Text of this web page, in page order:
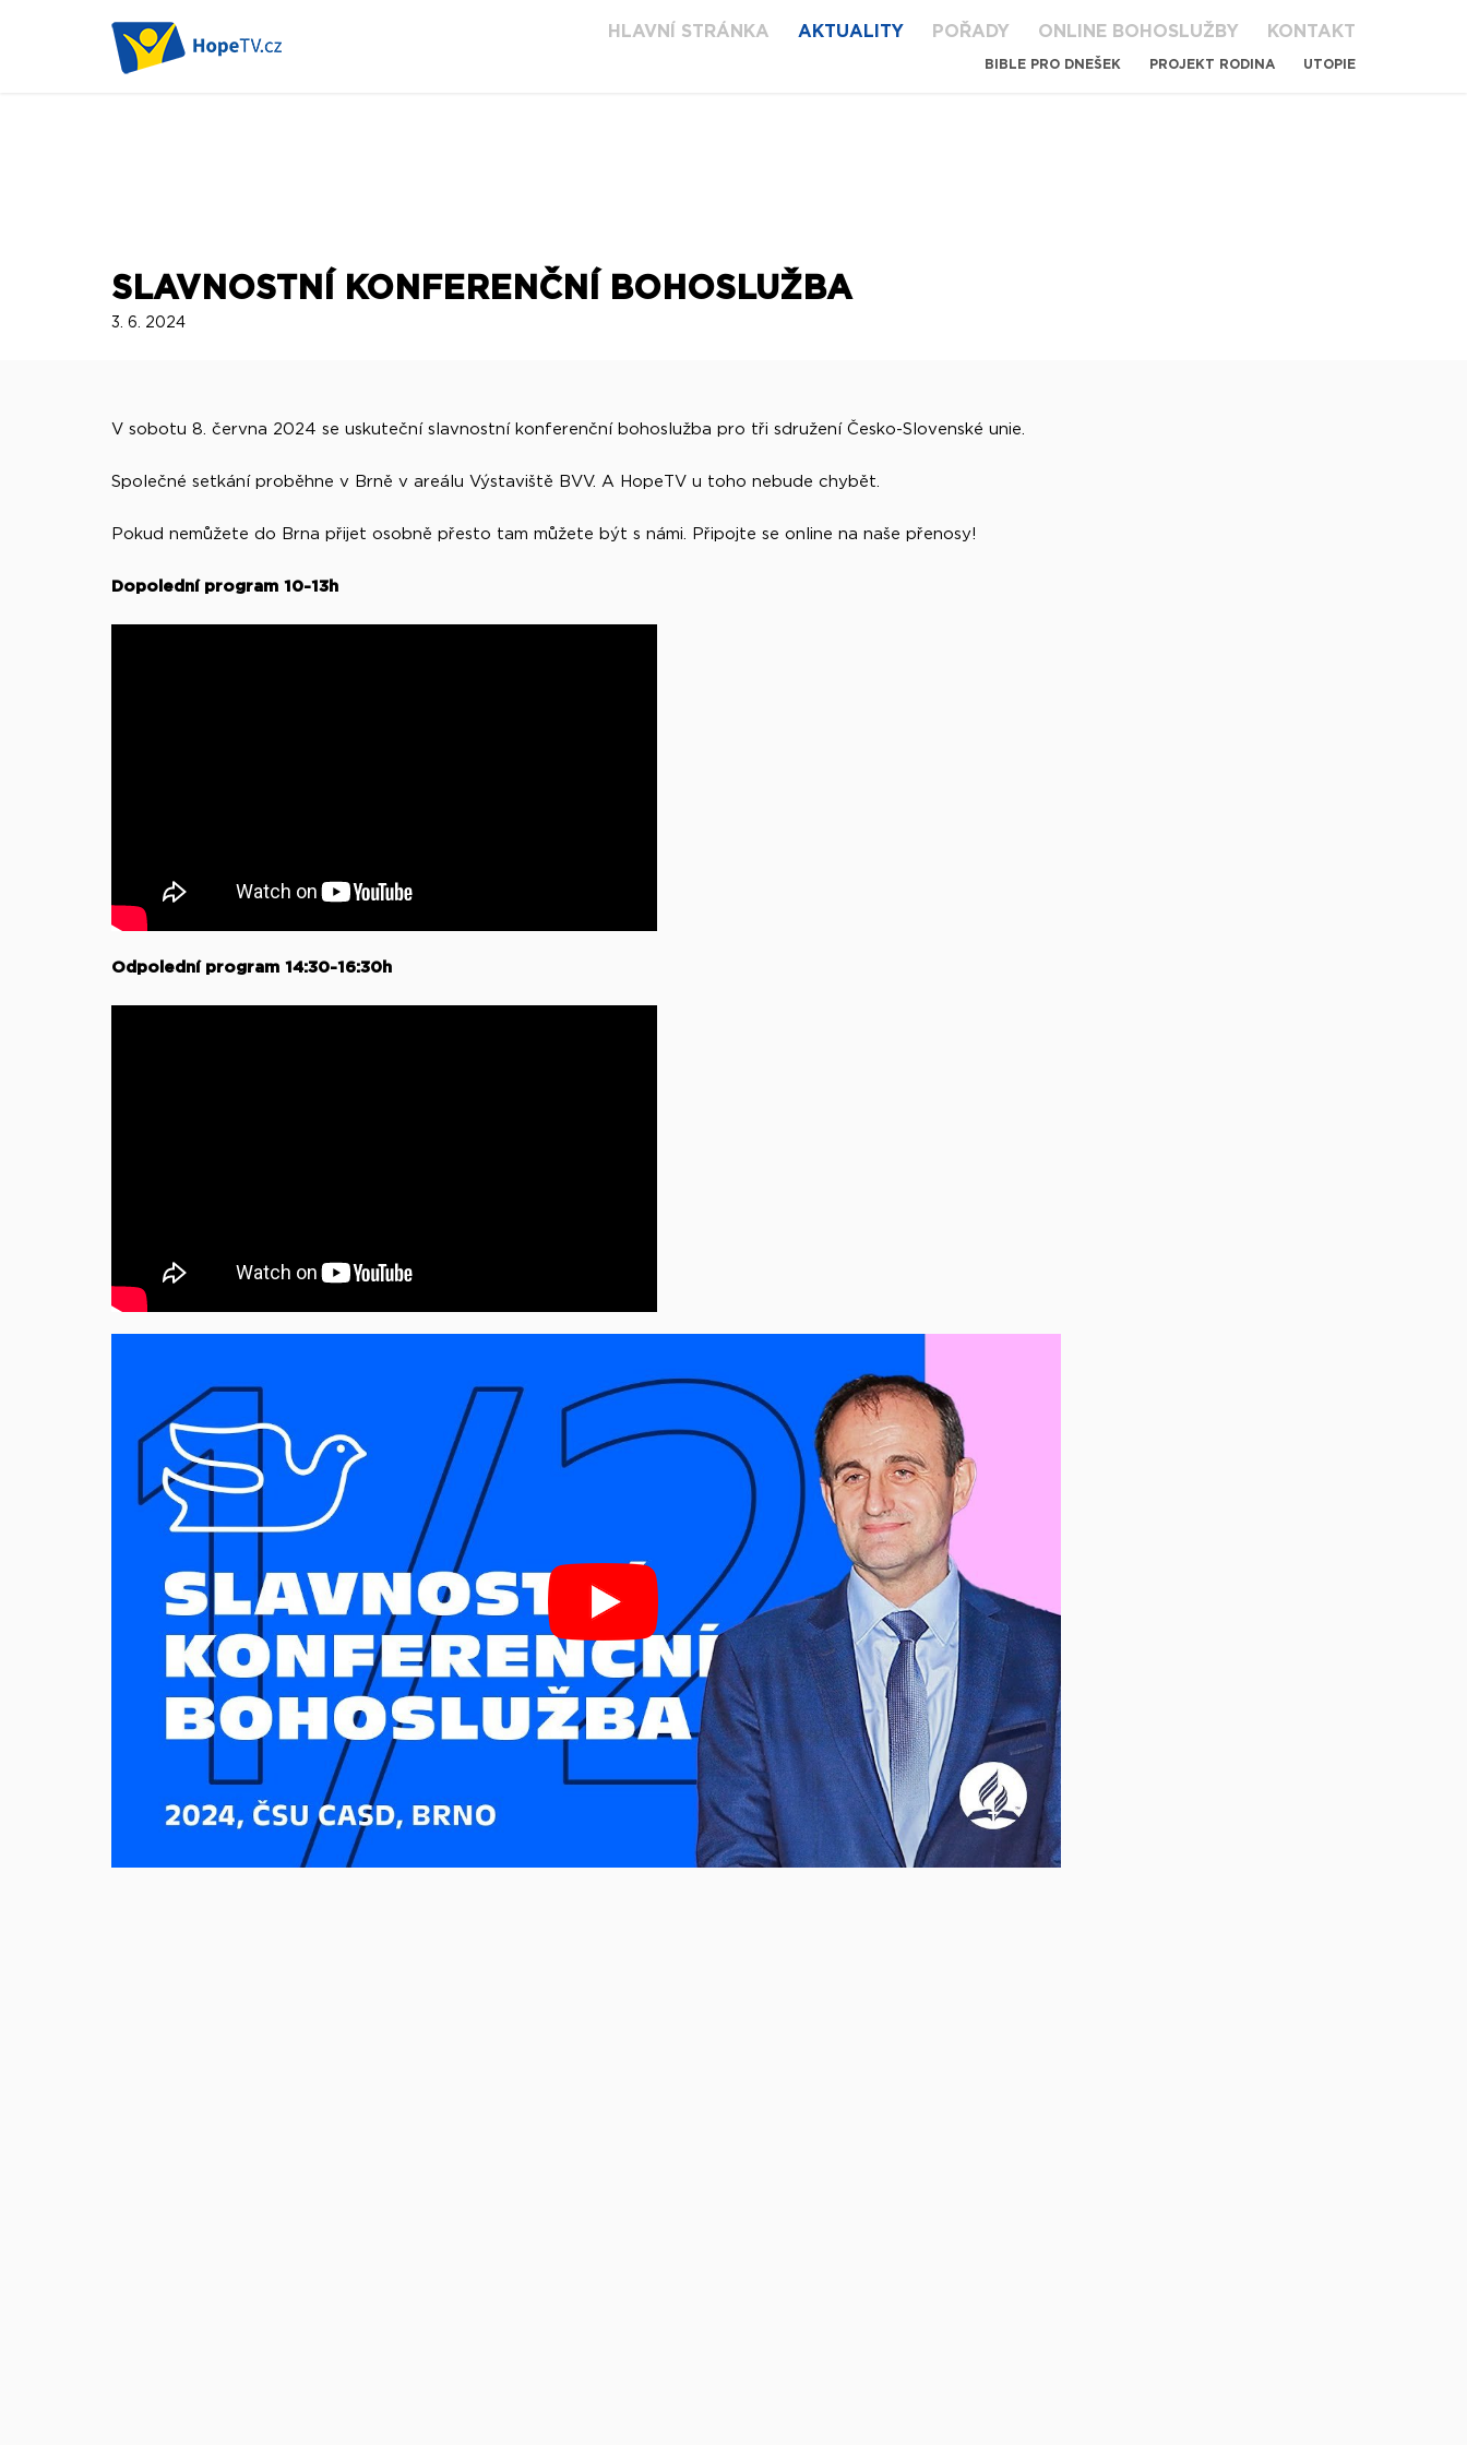
HLAVNÍ STRÁNKA AKTUALITY POŘADY ONLINE BOHOSLUŽBY KONTAKT
BIBLE PRO DNEŠEK PROJEKT RODINA UTOPIE
SLAVNOSTNÍ KONFERENČNÍ BOHOSLUŽBA
3. 6. 2024
V sobotu 8. června 2024 se uskuteční slavnostní konferenční bohoslužba pro tři sdružení Česko-Slovenské unie.
Společné setkání proběhne v Brně v areálu Výstaviště BVV. A HopeTV u toho nebude chybět.
Pokud nemůžete do Brna přijet osobně přesto tam můžete být s námi. Připojte se online na naše přenosy!
Dopolední program 10-13h
Odpolední program 14:30-16:30h